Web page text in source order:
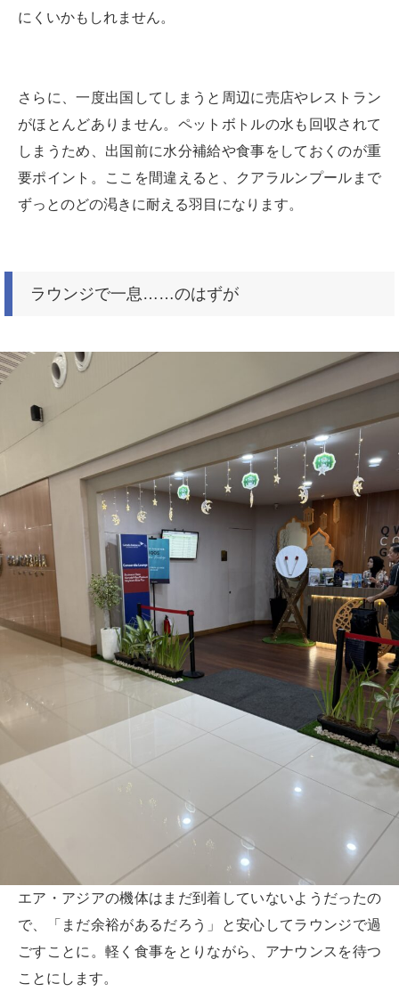
にくいかもしれません。
さらに、一度出国してしまうと周辺に売店やレストラン
がほとんどありません。ペットボトルの水も回収されて
しまうため、出国前に水分補給や食事をしておくのが重
要ポイント。ここを間違えると、クアラルンプールまで
ずっとのどの渇きに耐える羽目になります。
ラウンジで一息……のはずが
エア・アジアの機体はまだ到着していないようだったの
で、「まだ余裕があるだろう」と安心してラウンジで過
ごすことに。軽く食事をとりながら、アナウンスを待つ
ことにします。